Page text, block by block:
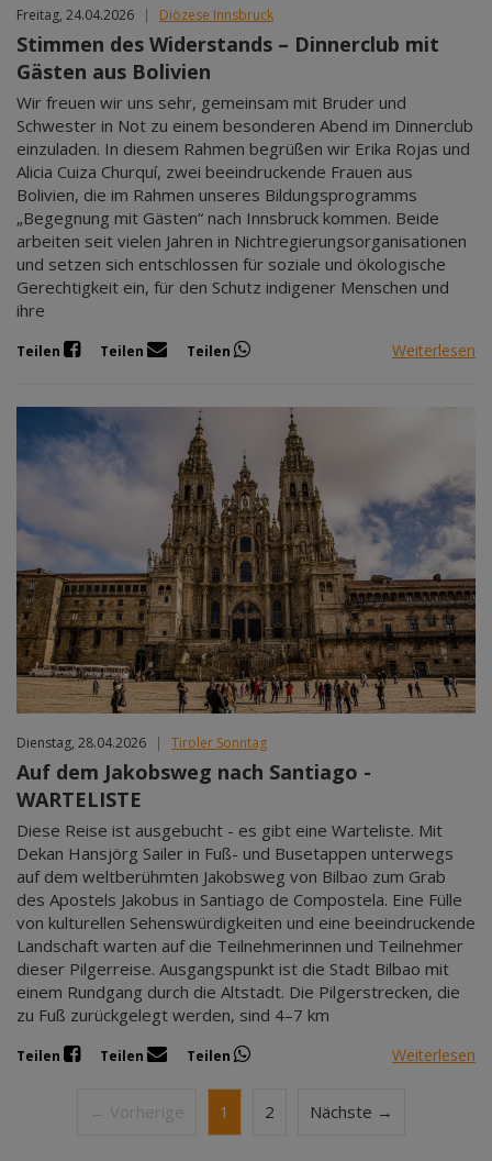
Freitag, 24.04.2026 | Diözese Innsbruck
Stimmen des Widerstands – Dinnerclub mit
Gästen aus Bolivien
Wir freuen wir uns sehr, gemeinsam mit Bruder und
Schwester in Not zu einem besonderen Abend im Dinnerclub
einzuladen. In diesem Rahmen begrüßen wir Erika Rojas und
Alicia Cuiza Churquí, zwei beeindruckende Frauen aus
Bolivien, die im Rahmen unseres Bildungsprogramms
„Begegnung mit Gästen“ nach Innsbruck kommen. Beide
arbeiten seit vielen Jahren in Nichtregierungsorganisationen
und setzen sich entschlossen für soziale und ökologische
Gerechtigkeit ein, für den Schutz indigener Menschen und
ihre
Teilen Teilen Teilen Weiterlesen
Dienstag, 28.04.2026 | Tiroler Sonntag
Auf dem Jakobsweg nach Santiago -
WARTELISTE
Diese Reise ist ausgebucht - es gibt eine Warteliste. Mit
Dekan Hansjörg Sailer in Fuß- und Busetappen unterwegs
auf dem weltberühmten Jakobsweg von Bilbao zum Grab
des Apostels Jakobus in Santiago de Compostela. Eine Fülle
von kulturellen Sehenswürdigkeiten und eine beeindruckende
Landschaft warten auf die Teilnehmerinnen und Teilnehmer
dieser Pilgerreise. Ausgangspunkt ist die Stadt Bilbao mit
einem Rundgang durch die Altstadt. Die Pilgerstrecken, die
zu Fuß zurückgelegt werden, sind 4–7 km
Teilen Teilen Teilen Weiterlesen
← Vorherige 1 2 Nächste →